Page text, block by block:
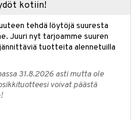
kotiin!
tehdä löytöjä suuresta
Juuri nyt tarjoamme suuren
tuotteita alennetuilla
31.8.2026 asti mutta ole
voivat päästä